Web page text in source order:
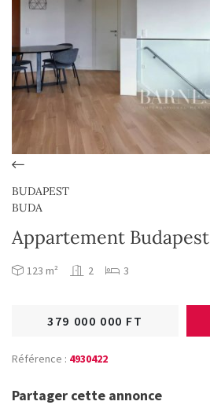
BUDAPEST
BUDA
Appartement Budapest
123 m² 2 3
379 000 000 FT
Référence : 4930422
Partager cette annonce